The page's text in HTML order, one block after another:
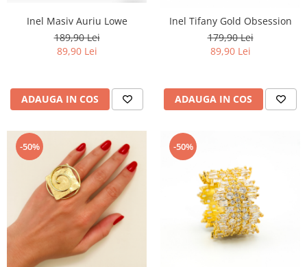
Inel Masiv Auriu Lowe
189,90 Lei
89,90 Lei
ADAUGA IN COS
Inel Tifany Gold Obsession
179,90 Lei
89,90 Lei
ADAUGA IN COS
-50% -50%